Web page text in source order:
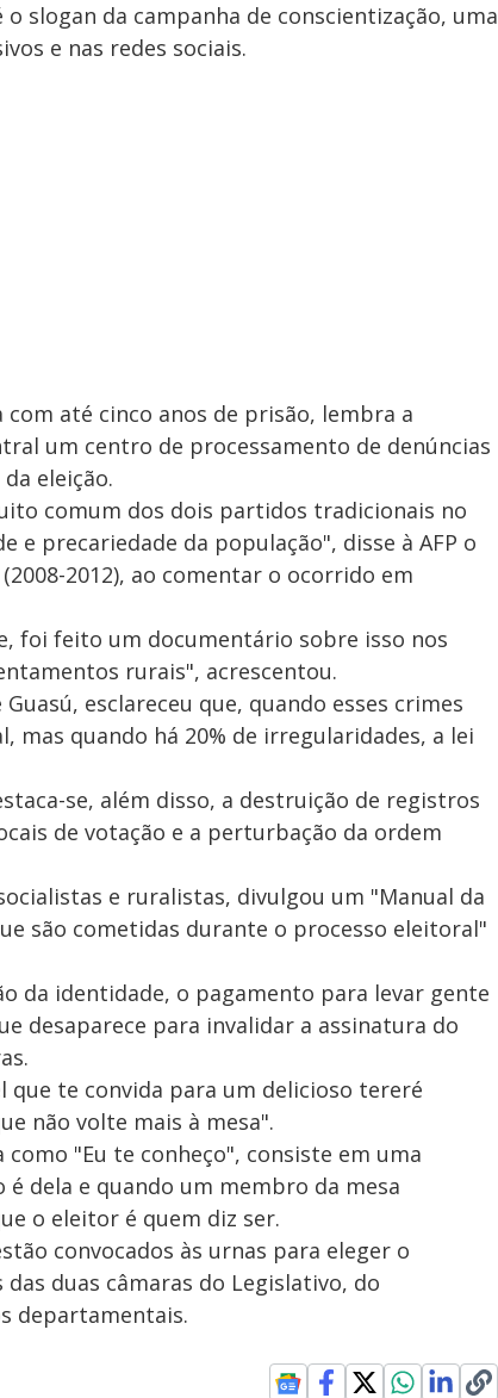
slogan da campanha de conscientização, uma
e nas redes sociais.
até cinco anos de prisão, lembra a
um centro de processamento de denúncias
eleição.
comum dos dois partidos tradicionais no
e precariedade da população", disse à AFP o
2012), ao comentar o ocorrido em
foi feito um documentário sobre isso nos
rurais", acrescentou.
esclareceu que, quando esses crimes
quando há 20% de irregularidades, a lei
se, além disso, a destruição de registros
de votação e a perturbação da ordem
e ruralistas, divulgou um "Manual da
são cometidas durante o processo eleitoral"
da identidade, o pagamento para levar gente
desaparece para invalidar a assinatura do
que te convida para um delicioso tereré
não volte mais à mesa".
"Eu te conheço", consiste em uma
dela e quando um membro da mesa
o eleitor é quem diz ser.
convocados às urnas para eleger o
duas câmaras do Legislativo, do
departamentais.